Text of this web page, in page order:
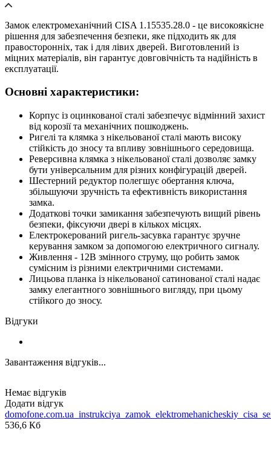
Замок електромеханічний CISA 1.15535.28.0 - це високоякісне
рішення для забезпечення безпеки, яке підходить як для
правосторонніх, так і для лівих дверей. Виготовлений із
міцних матеріалів, він гарантує довговічність та надійність в
експлуатації.
Основні характеристики:
Корпус із оцинкованої сталі забезпечує відмінний захист
від корозії та механічних пошкоджень.
Ригелі та клямка з нікельованої сталі мають високу
стійкість до зносу та впливу зовнішнього середовища.
Реверсивна клямка з нікельованої сталі дозволяє замку
бути універсальним для різних конфігурацій дверей.
Шестерний редуктор полегшує обертання ключа,
збільшуючи зручність та ефективність використання
замка.
Додаткові точки замикання забезпечують вищий рівень
безпеки, фіксуючи двері в кількох місцях.
Електрокерований ригель-засувка гарантує зручне
керування замком за допомогою електричного сигналу.
Живлення - 12В змінного струму, що робить замок
сумісним із різними електричними системами.
Лицьова планка із нікельованої сатинованої сталі надає
замку елегантного зовнішнього вигляду, при цьому
стійкого до зносу.
Відгуки
Завантаження відгуків...
Немає відгуків
Додати відгук
536,6 Кб